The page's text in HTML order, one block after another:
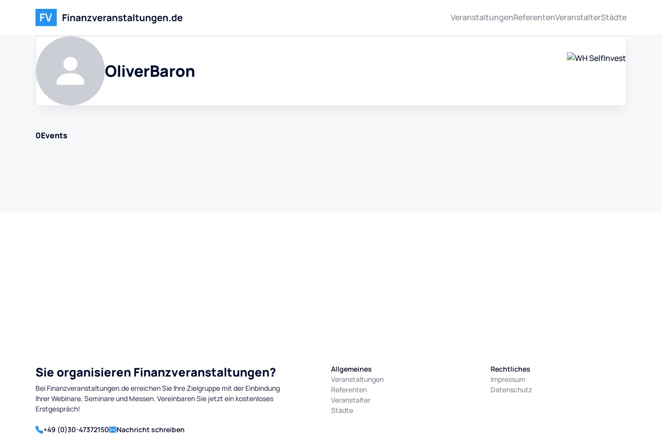
VeranstaltungenReferentenVeranstalterStädte
OliverBaron
0Events
Sie organisieren Finanzveranstaltungen?
Bei Finanzveranstaltungen.de erreichen Sie Ihre Zielgruppe mit der Einbindung
Ihrer Webinare, Seminare und Messen. Vereinbaren Sie jetzt ein kostenloses
Erstgespräch!
+49 (0)30-47372150 Nachricht schreiben
Allgemeines
Veranstaltungen
Referenten
Veranstalter
Städte
Rechtliches
Impressum
Datenschutz